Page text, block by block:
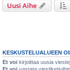
Uusi Aihe
KESKUSTELUALUEEN
Et voi kirjoittaa uusia